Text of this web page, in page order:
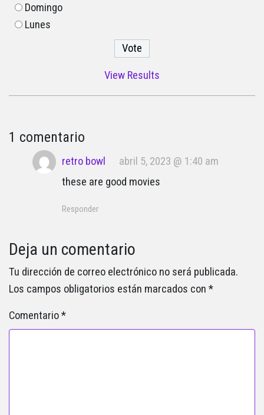
Domingo
Lunes
View Results
1 comentario
retro bowl
abril 5, 2023 @ 1:40 am
these are good movies
Responder
Deja un comentario
Tu dirección de correo electrónico no será publicada.
Los campos obligatorios están marcados con *
Comentario*